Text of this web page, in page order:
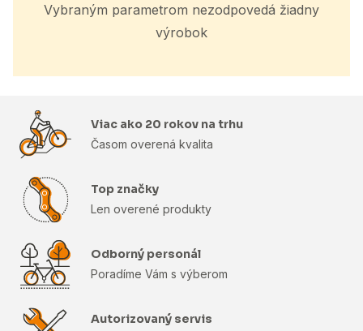
Vybraným parametrom nezodpovedá žiadny
výrobok
Viac ako 20 rokov na trhu
Časom overená kvalita
Top značky
Len overené produkty
Odborný personál
Poradíme Vám s výberom
Autorizovaný servis